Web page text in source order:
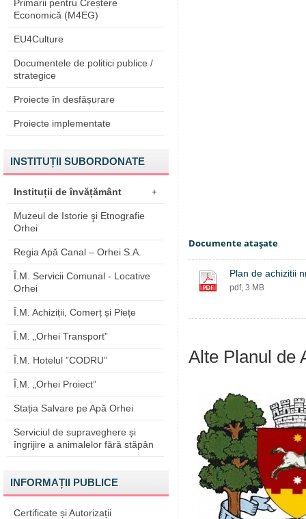
Primarii pentru Creștere
Economică (M4EG)
EU4Culture
Documentele de politici publice /
strategice
Proiecte în desfășurare
Proiecte implementate
INSTITUȚII SUBORDONATE
Instituții de învățământ +
Muzeul de Istorie şi Etnografie
Orhei
Regia Apă Canal – Orhei S.A.
Î.M. Servicii Comunal - Locative
Orhei
Î.M. Achiziții, Comerț și Piețe
Î.M. „Orhei Transport”
Î.M. Hotelul ”CODRU”
Î.M. „Orhei Proiect”
Stația Salvare pe Apă Orhei
Serviciul de supraveghere și
îngrijire a animalelor fără stăpân
INFORMAȚII PUBLICE
Certificate și Autorizații
Documente ataşate
Plan de achizitii
pdf, 3 MB
Alte Planul de